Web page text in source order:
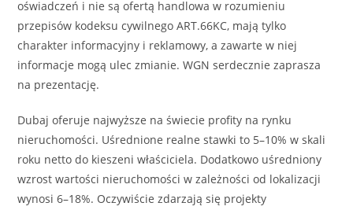
oświadczeń i nie są ofertą handlowa w rozumieniu
przepisów kodeksu cywilnego ART.66KC, mają tylko
charakter informacyjny i reklamowy, a zawarte w niej
informacje mogą ulec zmianie. WGN serdecznie zaprasza
na prezentację.
Dubaj oferuje najwyższe na świecie profity na rynku
nieruchomości. Uśrednione realne stawki to 5–10% w skali
roku netto do kieszeni właściciela. Dodatkowo uśredniony
wzrost wartości nieruchomości w zależności od lokalizacji
wynosi 6–18%. Oczywiście zdarzają się projekty